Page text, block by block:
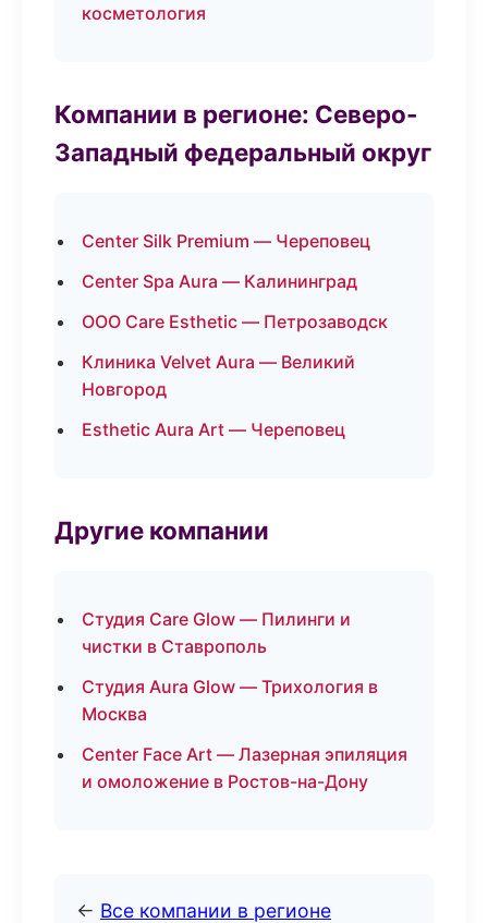
косметология
Компании в регионе: Северо-
Западный федеральный округ
Center Silk Premium — Череповец
Center Spa Aura — Калининград
ООО Care Esthetic — Петрозаводск
Клиника Velvet Aura — Великий
Новгород
Esthetic Aura Art — Череповец
Другие компании
Студия Care Glow — Пилинги и
чистки в Ставрополь
Студия Aura Glow — Трихология в
Москва
Center Face Art — Лазерная эпиляция
и омоложение в Ростов-на-Дону
← Все компании в регионе